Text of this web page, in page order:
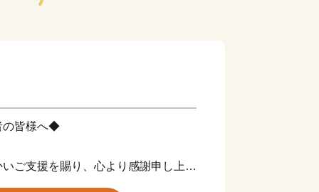
の皆様へ◆
ご支援を賜り、心より感謝申し上げ